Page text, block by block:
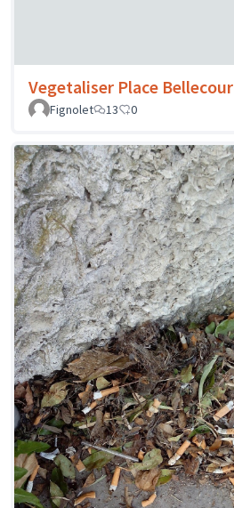
Vegetaliser Place Bellecour
Fignolet
13 0